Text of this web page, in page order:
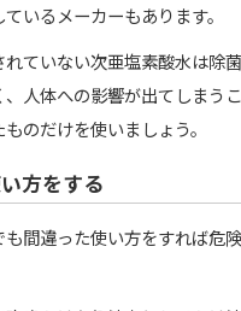
いるメーカーもあります。
ていない次亜塩素酸水は除
人体への影響が出てしまう
のだけを使いましょう。
方をする
間違った使い方をすれば危